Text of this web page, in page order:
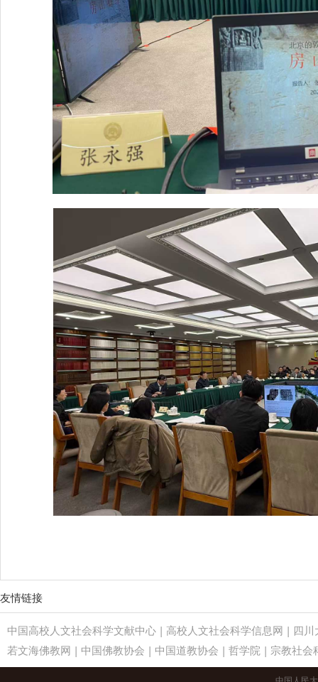
友情链接
中国高校人文社会科学文献中心 | 高校人文社会科学信息网 | 四
若文海佛教网 | 中国佛教协会 | 中国道教协会 | 哲学院 | 宗教社会